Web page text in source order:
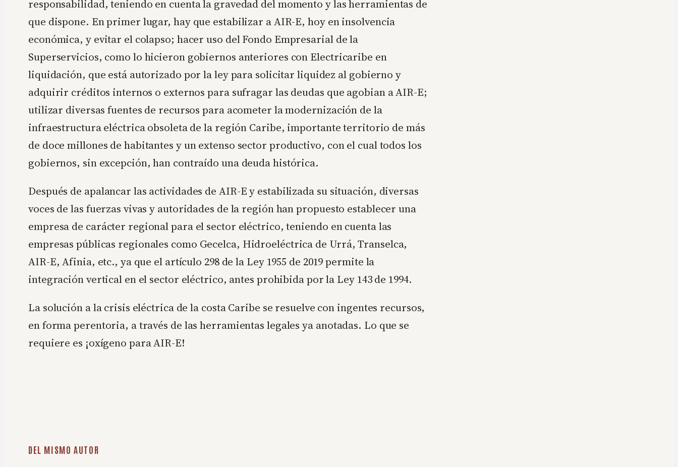
responsabilidad, teniendo en cuenta la gravedad del momento y las herramientas de
que dispone. En primer lugar, hay que estabilizar a AIR-E, hoy en insolvencia
económica, y evitar el colapso; hacer uso del Fondo Empresarial de la
Superservicios, como lo hicieron gobiernos anteriores con Electricaribe en
liquidación, que está autorizado por la ley para solicitar liquidez al gobierno y
adquirir créditos internos o externos para sufragar las deudas que agobian a AIR-E;
utilizar diversas fuentes de recursos para acometer la modernización de la
infraestructura eléctrica obsoleta de la región Caribe, importante territorio de más
de doce millones de habitantes y un extenso sector productivo, con el cual todos los
gobiernos, sin excepción, han contraído una deuda histórica.
Después de apalancar las actividades de AIR-E y estabilizada su situación, diversas
voces de las fuerzas vivas y autoridades de la región han propuesto establecer una
empresa de carácter regional para el sector eléctrico, teniendo en cuenta las
empresas públicas regionales como Gecelca, Hidroeléctrica de Urrá, Transelca,
AIR-E, Afinia, etc., ya que el artículo 298 de la Ley 1955 de 2019 permite la
integración vertical en el sector eléctrico, antes prohibida por la Ley 143 de 1994.
La solución a la crisis eléctrica de la costa Caribe se resuelve con ingentes recursos,
en forma perentoria, a través de las herramientas legales ya anotadas. Lo que se
requiere es ¡oxígeno para AIR-E!
DEL MISMO AUTOR